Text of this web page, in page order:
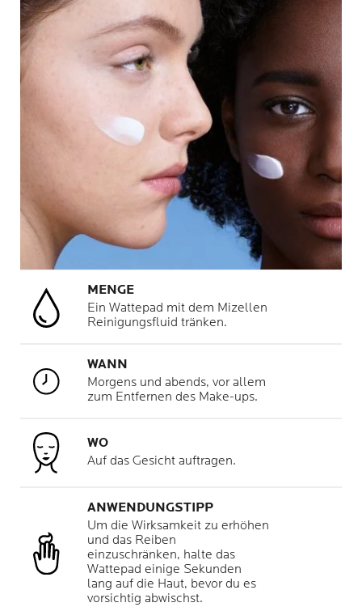
MENGE
Ein Wattepad mit dem Mizellen
Reinigungsfluid tränken.
WANN
Morgens und abends, vor allem
zum Entfernen des Make-ups.
WO
Auf das Gesicht auftragen.
ANWENDUNGSTIPP
Um die Wirksamkeit zu erhöhen
und das Reiben
einzuschränken, halte das
Wattepad einige Sekunden
lang auf die Haut, bevor du es
vorsichtig abwischst.